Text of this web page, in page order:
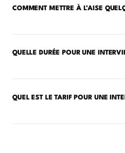
COMMENT METTRE À L’AISE
QUELLE DURÉE POUR UNE
QUEL EST LE TARIF POUR UNE